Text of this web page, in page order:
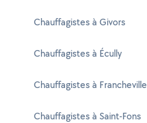
Chauffagistes à Givors
Chauffagistes à Écully
Chauffagistes à Francheville
Chauffagistes à Saint-Fons